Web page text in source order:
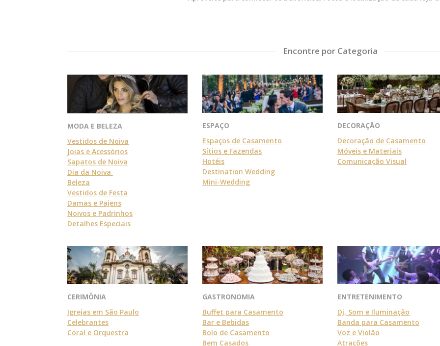
Encontre por Categoria
MODA E BELEZA
Vestidos de Noiva
Joias e Acessórios
Sapatos de Noiva
Dia da Noiva
Beleza
Vestidos de Festa
Damas e Pajens
Noivos e Padrinhos
Detalhes Especiais
ESPAÇO
Espaços de Casamento
Sítios e Fazendas
Hotéis
Destination Wedding
Mini-Wedding
DECORAÇÃO
Decoração de Casamento
Móveis e Materiais
Comunicação Visual
CERIMÔNIA
Igrejas em São Paulo
Celebrantes
Coral e Orquestra
GASTRONOMIA
Buffet para Casamento
Bar e Bebidas
Bolo de Casamento
Bem Casados
ENTRETENIMENTO
Dj, Som e Iluminação
Banda para Casamento
Voz e Violão
Atrações